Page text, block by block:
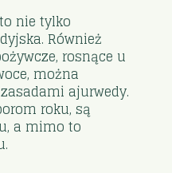
nie tylko
Również
rosnące u
można
ajurwedy.
roku, są
a mimo to